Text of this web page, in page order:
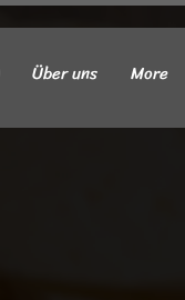
Über uns More